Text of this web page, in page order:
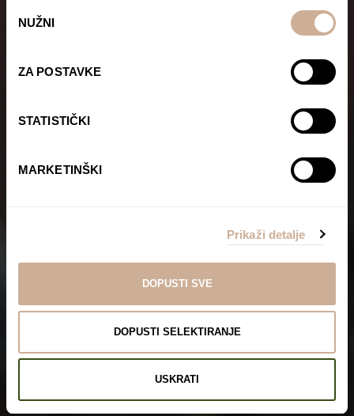
pristanka
NUŽNI
ZA POSTAVKE
STATISTIČKI
MARKETINŠKI
Prikaži detalje
DOPUSTI SVE
DOPUSTI SELEKTIRANJE
USKRATI